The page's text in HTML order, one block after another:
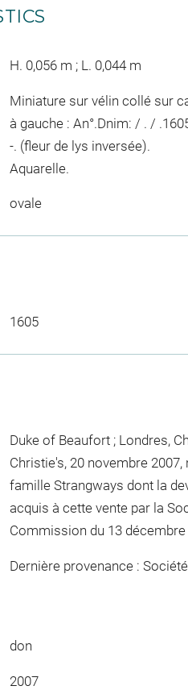
H. 0,056 m ; L. 0,044 m
Miniature sur vélin collé sur
à gauche : An°.Dnim: / . /
-. (fleur de lys inversée).
Aquarelle.
ovale
1605
Duke of Beaufort ; Londres,
Christie's, 20 novembre
famille Strangways dont la
acquis à cette vente par la
Commission du 13
Dernière provenance :
don
2007